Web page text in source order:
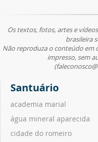
Os textos, fotos, artes e
brasileira
Não reproduza o conteúdo em
impresso, sem
Santuário
academia marial
água mineral aparecida
cidade do romeiro